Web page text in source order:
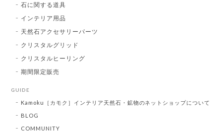
石に関する道具
インテリア用品
天然石アクセサリーパーツ
クリスタルグリッド
クリスタルヒーリング
期間限定販売
GUIDE
Kamoku［カモク］インテリア天然石・鉱物のネットショップについて
BLOG
COMMUNITY